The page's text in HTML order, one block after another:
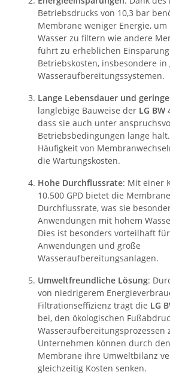
Betriebsdrucks von 10,3 bar
Membrane weniger Energie,
Wasser zu filtern wie andere
führt zu erheblichen
Betriebskosten, insbesondere in
Wasseraufbereitungssystemen.
Lange Lebensdauer und
langlebige Bauweise der LG BW
dass sie auch unter
Betriebsbedingungen lange
Häufigkeit von
die Wartungskosten.
Hohe Durchflussrate: Mit einer
10.500 GPD bietet die
Durchflussrate, was sie
Anwendungen mit hohem
Dies ist besonders vorteilhaft
Anwendungen und große
Wasseraufbereitungsanlagen.
Umweltfreundliche Lösung:
von niedrigerem
Filtrationseffizienz trägt die LG
bei, den ökologischen
Wasseraufbereitungsprozessen
Unternehmen können durch
Membrane ihre Umweltbilanz
gleichzeitig Kosten senken.